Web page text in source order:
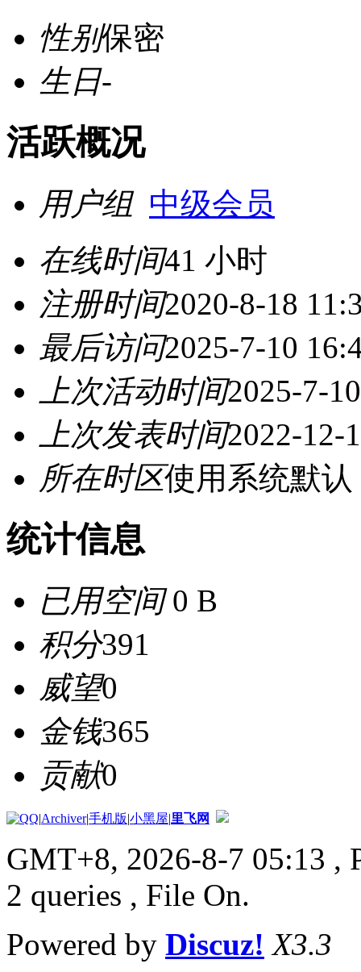
性别保密
生日-
活跃概况
用户组 中级会员
在线时间41 小时
注册时间2020-8-18
最后访问2025-7-10
上次活动时间2025-7-
上次发表时间2022-12-
所在时区使用系统默认
统计信息
已用空间0 B
积分391
威望0
金钱365
贡献0
|Archiver|手机版|小黑屋|里飞网
GMT+8, 2026-8-7 05:13 ,
2 queries , File On.
Powered by Discuz! X3.3